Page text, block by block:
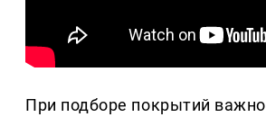
При подборе покрытий важно